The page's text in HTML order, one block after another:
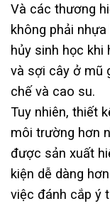
Và các thương
không phải
hủy sinh học khi
và sợi cây ở mũ
chế và cao su.
Tuy nhiên, thiết
môi trường hơn
được sản xuất
kiện dễ dàng
việc đánh cắp ý